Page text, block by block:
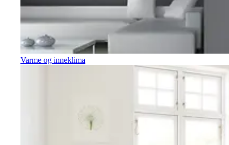
Varme og inneklima